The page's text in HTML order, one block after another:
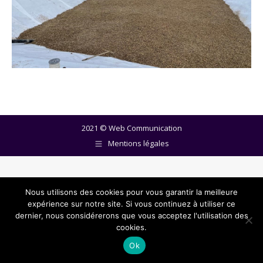
2021 © Web Communication
Mentions légales
Nous utilisons des cookies pour vous garantir la meilleure
expérience sur notre site. Si vous continuez à utiliser ce
dernier, nous considérerons que vous acceptez l'utilisation des
cookies.
Ok